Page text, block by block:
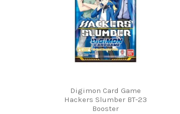
Digimon Card Game
Hackers Slumber BT-23
Booster